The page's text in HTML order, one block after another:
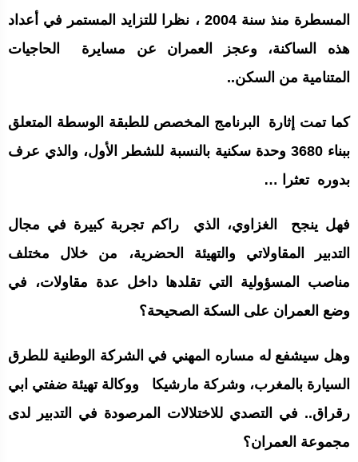
المسطرة منذ سنة 2004 ، نظرا للتزايد المستمر في أعداد
هذه الساكنة، وعجز العمران عن مسايرة الحاجيات
المتنامية من السكن..
كما تمت إثارة البرنامج المخصص للطبقة الوسطة المتعلق
ببناء 3680 وحدة سكنية بالنسبة للشطر الأول، والذي عرف
بدوره تعثرا …
فهل ينجح الغزاوي، الذي راكم تجربة كبيرة في مجال
التدبير المقاولاتي والتهيئة الحضرية، من خلال مختلف
مناصب المسؤولية التي تقلدها داخل عدة مقاولات، في
وضع العمران على السكة الصحيحة؟
وهل سيشفع له مساره المهني في الشركة الوطنية للطرق
السيارة بالمغرب، وشركة مارشيكا ووكالة تهيئة ضفتي ابي
رقراق.. في التصدي للاختلالات المرصودة في التدبير لدى
مجموعة العمران؟